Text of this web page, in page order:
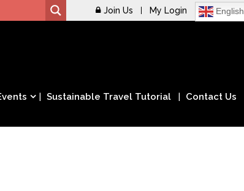
Join Us My Login English
Sustainable Travel Tutorial
Contact Us